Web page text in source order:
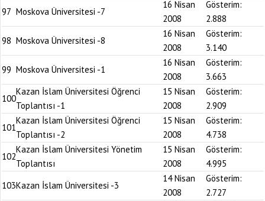
97 Moskova Üniversitesi -7
16 Nisan
2008
Gösterim:
2.888
98 Moskova Üniversitesi -8
16 Nisan
2008
Gösterim:
3.140
99 Moskova Üniversitesi -1
16 Nisan
2008
Gösterim:
3.663
100
Kazan İslam Üniversitesi Öğrenci
Toplantısı -1
15 Nisan
2008
Gösterim:
2.909
101
Kazan İslam Üniversitesi Öğrenci
Toplantısı -2
15 Nisan
2008
Gösterim:
4.738
102
Kazan İslam Üniversitesi Yönetim
Toplantısı
15 Nisan
2008
Gösterim:
4.995
103Kazan İslam Üniversitesi -3
14 Nisan
2008
Gösterim:
2.727